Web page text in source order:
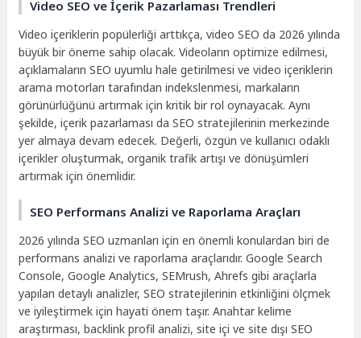
Video SEO ve İçerik Pazarlaması Trendleri
Video içeriklerin popülerliği arttıkça, video SEO da 2026 yılında
büyük bir öneme sahip olacak. Videoların optimize edilmesi,
açıklamaların SEO uyumlu hale getirilmesi ve video içeriklerin
arama motorları tarafından indekslenmesi, markaların
görünürlüğünü artırmak için kritik bir rol oynayacak. Aynı
şekilde, içerik pazarlaması da SEO stratejilerinin merkezinde
yer almaya devam edecek. Değerli, özgün ve kullanıcı odaklı
içerikler oluşturmak, organik trafik artışı ve dönüşümleri
artırmak için önemlidir.
SEO Performans Analizi ve Raporlama Araçları
2026 yılında SEO uzmanları için en önemli konulardan biri de
performans analizi ve raporlama araçlarıdır. Google Search
Console, Google Analytics, SEMrush, Ahrefs gibi araçlarla
yapılan detaylı analizler, SEO stratejilerinin etkinliğini ölçmek
ve iyileştirmek için hayati önem taşır. Anahtar kelime
araştırması, backlink profil analizi, site içi ve site dışı SEO